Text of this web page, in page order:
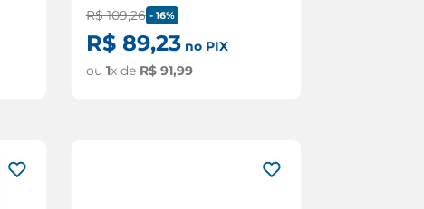
R$ 109,26 - 16%
R$ 89,23no PIX
ou 1x de R$ 91,99